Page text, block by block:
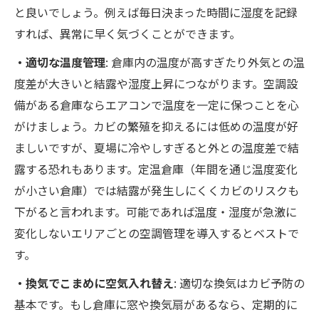
と良いでしょう。例えば毎日決まった時間に湿度を記録
すれば、異常に早く気づくことができます。
・適切な温度管理: 倉庫内の温度が高すぎたり外気との温
度差が大きいと結露や湿度上昇につながります。空調設
備がある倉庫ならエアコンで温度を一定に保つことを心
がけましょう。カビの繁殖を抑えるには低めの温度が好
ましいですが、夏場に冷やしすぎると外との温度差で結
露する恐れもあります。定温倉庫（年間を通じ温度変化
が小さい倉庫）では結露が発生しにくくカビのリスクも
下がると言われます。可能であれば温度・湿度が急激に
変化しないエリアごとの空調管理を導入するとベストで
す。
・換気でこまめに空気入れ替え: 適切な換気はカビ予防の
基本です。もし倉庫に窓や換気扇があるなら、定期的に